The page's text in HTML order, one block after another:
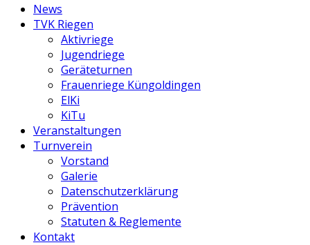
News
TVK Riegen
Aktivriege
Jugendriege
Geräteturnen
Frauenriege Küngoldingen
ElKi
KiTu
Veranstaltungen
Turnverein
Vorstand
Galerie
Datenschutzerklärung
Prävention
Statuten & Reglemente
Kontakt